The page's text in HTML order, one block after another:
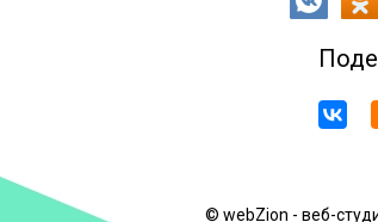
© webZion - веб-